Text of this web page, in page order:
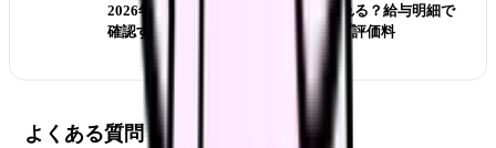
2026年の賃上げは私の給料に反映される？給与明細で
確認する診療報酬改定とベースアップ評価料
よくある質問